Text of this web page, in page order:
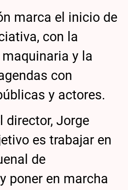
marca el inicio de
con la
y la
con
y actores.
director, Jorge
es trabajar en
de
poner en marcha